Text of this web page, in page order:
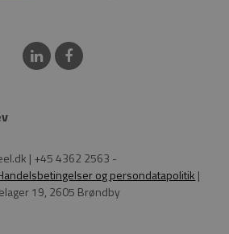
| +45 4362 2563 -
og persondatapolitik |
19, 2605 Brøndby